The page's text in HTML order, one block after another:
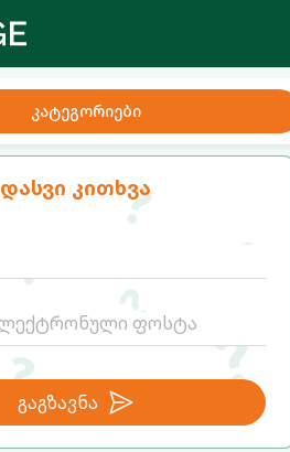
კატეგორიები
დასვი კითხვა
გაგზავნა